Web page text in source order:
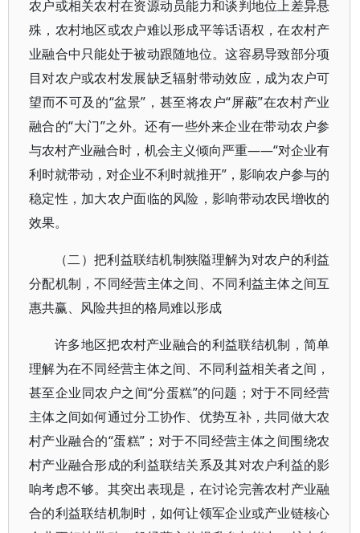
农户或相关农村在资源动员能力和谈判地位上差异悬
殊，农村地区或农户难以形成平等话语权，在农村产
业融合中只能处于被动跟随地位。这容易导致部分项
目对农户或农村发展缺乏辐射带动效应，成为农户可
望而不可及的“盆景”，甚至将农户“屏蔽”在农村产业
融合的“大门”之外。还有一些外来企业在带动农户参
与农村产业融合时，机会主义倾向严重——“对企业有
利时就带动，对企业不利时就推开”，影响农户参与的
稳定性，加大农户面临的风险，影响带动农民增收的
效果。
（二）把利益联结机制狭隘理解为对农户的利益
分配机制，不同经营主体之间、不同利益主体之间互
惠共赢、风险共担的格局难以形成
许多地区把农村产业融合的利益联结机制，简单
理解为在不同经营主体之间、不同利益相关者之间，
甚至企业同农户之间“分蛋糕”的问题；对于不同经营
主体之间如何通过分工协作、优势互补，共同做大农
村产业融合的“蛋糕”；对于不同经营主体之间围绕农
村产业融合形成的利益联结关系及其对农户利益的影
响考虑不够。其突出表现是，在讨论完善农村产业融
合的利益联结机制时，如何让领军企业或产业链核心